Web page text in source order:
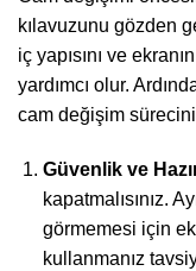
kılavuzunu gözden
iç yapısını ve
yardımcı olur.
cam değişim
Güvenlik ve
kapatmalısınız.
görmemesi için
kullanmanız